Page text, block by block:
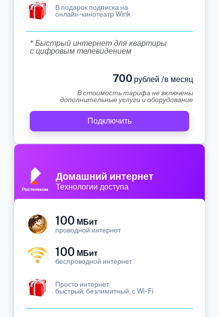
В подарок подписка на
онлайн-кинотеатр Wink
* Быстрый интернет для квартиры
с цифровым телевидением
700 рублей /в месяц
В стоимость тарифа не включены
дополнительные услуги и оборудование
Подключить
Домашний интернет
Технологии доступа
100 МБит
проводной интернет
100 МБит
беспроводной интернет
Просто интернет
быстрый, безлимитный, с Wi-Fi